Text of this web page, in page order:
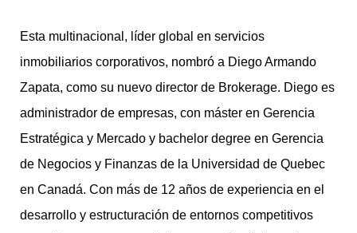
Esta multinacional, líder global en servicios
inmobiliarios corporativos, nombró a Diego Armando
Zapata, como su nuevo director de Brokerage. Diego es
administrador de empresas, con máster en Gerencia
Estratégica y Mercado y bachelor degree en Gerencia
de Negocios y Finanzas de la Universidad de Quebec
en Canadá. Con más de 12 años de experiencia en el
desarrollo y estructuración de entornos competitivos